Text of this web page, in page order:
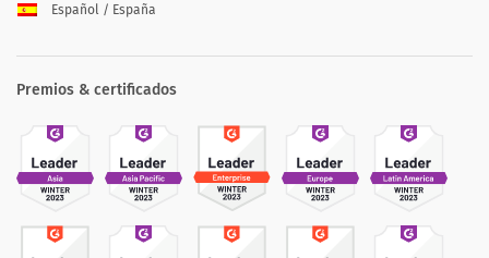
Español / España
Premios & certificados